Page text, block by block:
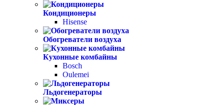
Кондиционеры
Hisense
Обогреватели воздуха
Кухонные комбайны
Bosch
Oulemei
Льдогенераторы